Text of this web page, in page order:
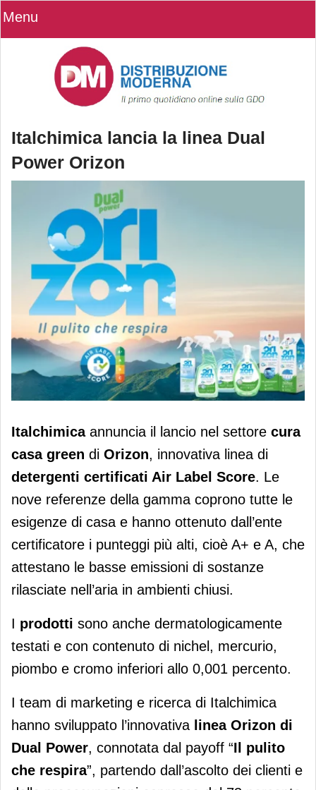
Menu
Italchimica lancia la linea Dual
Power Orizon
Italchimica lancia la linea Dual Power
Italchimicaannuncia il lancio nel settore cura
casa green di Orizon, innovativa linea di
detergenti certificati Air Label Score. Le
nove referenze della gamma coprono tutte le
esigenze di casa e hanno ottenuto dall’ente
certificatore i punteggi più alti, cioè A+ e A, che
attestano le basse emissioni di sostanze
rilasciate nell’aria in ambienti chiusi.
I prodotti sono anche dermatologicamente
testati e con contenuto di nichel, mercurio,
piombo e cromo inferiori allo 0,001 percento.
I team di marketing e ricerca di Italchimica
hanno sviluppato l’innovativa linea Orizon di
Dual Power, connotata dal payoff “Il pulito
che respira”, partendo dall’ascolto dei clienti e